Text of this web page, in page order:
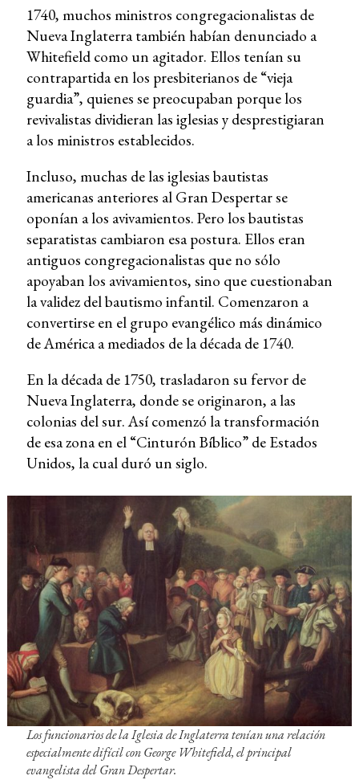
1740, muchos ministros congregacionalistas de
Nueva Inglaterra también habían denunciado a
Whitefield como un agitador. Ellos tenían su
contrapartida en los presbiterianos de “vieja
guardia”, quienes se preocupaban porque los
revivalistas dividieran las iglesias y desprestigiaran
a los ministros establecidos.
Incluso, muchas de las iglesias bautistas
americanas anteriores al Gran Despertar se
oponían a los avivamientos. Pero los bautistas
separatistas cambiaron esa postura. Ellos eran
antiguos congregacionalistas que no sólo
apoyaban los avivamientos, sino que cuestionaban
la validez del bautismo infantil. Comenzaron a
convertirse en el grupo evangélico más dinámico
de América a mediados de la década de 1740.
En la década de 1750, trasladaron su fervor de
Nueva Inglaterra, donde se originaron, a las
colonias del sur. Así comenzó la transformación
de esa zona en el “Cinturón Bíblico” de Estados
Unidos, la cual duró un siglo.
Los funcionarios de la Iglesia de Inglaterra tenían una relación
especialmente difícil con George Whitefield, el principal
evangelista del Gran Despertar.